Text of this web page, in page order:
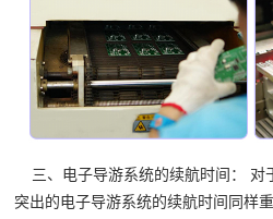
三、电子导游系统的续航时间： 对
突出的电子导游系统的续航时间同样